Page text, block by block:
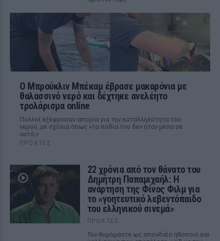
Ο Μπρούκλιν Μπέκαμ έβρασε μακαρόνια με
θαλασσινό νερό και δέχτηκε ανελέητο
τρολάρισμα online
Πολλοί εξέφρασαν απορία για την καταλληλότητα του
νερού, με σχόλια όπως «τα πόδια του δεν ήταν μέσα σε
αυτό;»
ΠΡΟΧΤΈΣ
22 χρόνια από τον θάνατο του
Δημήτρη Παπαμιχαήλ: Η
ανάρτηση της Φίνος Φιλμ για
το «γοητευτικό λεβεντόπαιδο
του ελληνικού σινεμά»
ΠΡΟΧΤΈΣ
Τον θυμόμαστε ως σπουδαίο ηθοποιό και